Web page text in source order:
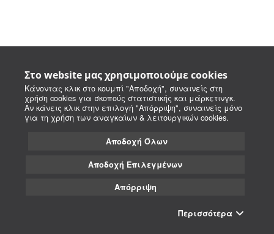
Στο website μας χρησιμοποιούμε cookies
Κάνοντας κλικ στο κουμπί "Αποδοχή", συναινείς στη
χρήση cookies για σκοπούς στατιστικής και μάρκετινγκ.
Αν κάνεις κλικ στην επιλογή "Απόρριψη", συναινείς μόνο
για τη χρήση των αναγκαίων & λειτουργικών cookies.
Αποδοχή Όλων
Αποδοχή Επιλεγμένων
Απόρριψη
Περισσότερα